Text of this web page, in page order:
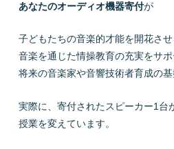
あなたのオーディオ機器寄付が
子どもたちの音楽的才能を開花さ
音楽を通じた情操教育の充実をサポ
将来の音楽家や音響技術者育成の
実際に、寄付されたスピーカー1台
授業を変えています。